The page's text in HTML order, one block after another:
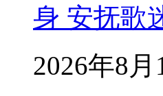
身 安抚歌
2026年8